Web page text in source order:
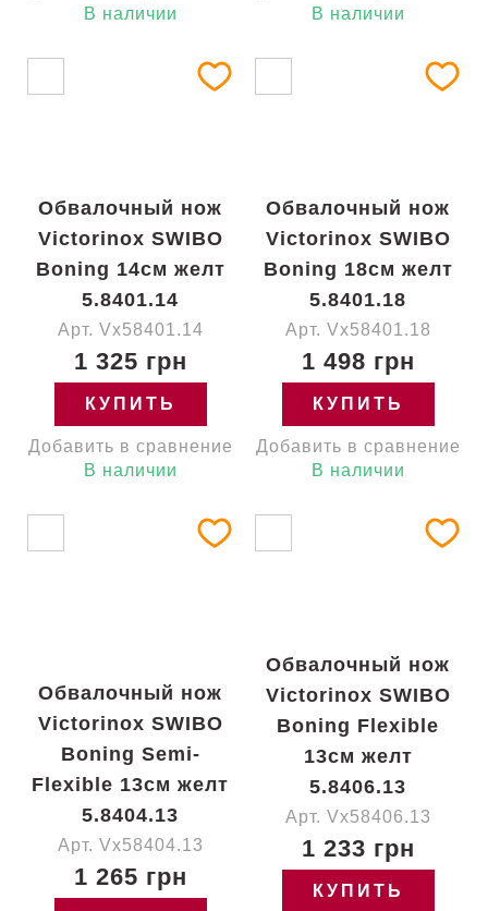
В наличии
В наличии
Обвалочный нож
Victorinox SWIBO
Boning 14см желт
5.8401.14
Арт. Vx58401.14
1 325 грн
КУПИТЬ
Добавить в сравнение
В наличии
Обвалочный нож
Victorinox SWIBO
Boning 18см желт
5.8401.18
Арт. Vx58401.18
1 498 грн
КУПИТЬ
Добавить в сравнение
В наличии
Обвалочный нож
Victorinox SWIBO
Boning Semi-
Flexible 13см желт
5.8404.13
Арт. Vx58404.13
1 265 грн
Обвалочный нож
Victorinox SWIBO
Boning Flexible
13см желт
5.8406.13
Арт. Vx58406.13
1 233 грн
КУПИТЬ